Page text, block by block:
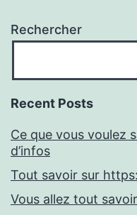
Rechercher
Recent Posts
Ce que vous voulez
d’infos
Tout savoir sur
Vous allez tout